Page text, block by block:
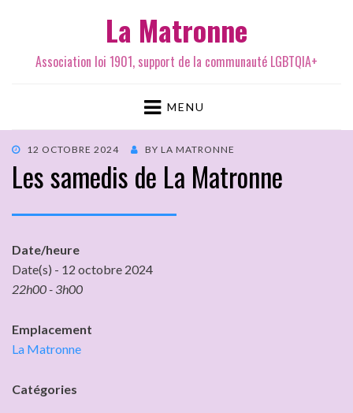
La Matronne
Association loi 1901, support de la communauté LGBTQIA+
MENU
12 OCTOBRE 2024 BY LA MATRONNE
Les samedis de La Matronne
Date/heure
Date(s) - 12 octobre 2024
22h00 - 3h00
Emplacement
La Matronne
Catégories